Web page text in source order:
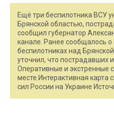
Ещё три беспилотника ВСУ
Брянской областью,
сообщил губернатор
канале. Ранее сообщалось
беспилотниках над
уточнил, что пострадавших
Оперативные и экстренные
месте.Интерактивная
сил России на Украине